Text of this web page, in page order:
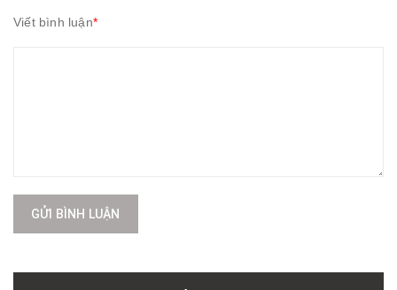
Viết bình luận*
GỬI BÌNH LUẬN